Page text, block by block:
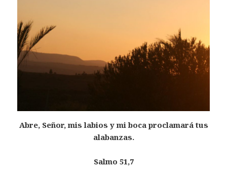
Abre, Señor, mis labios y mi boca proclamará tus
alabanzas.
Salmo 51,7